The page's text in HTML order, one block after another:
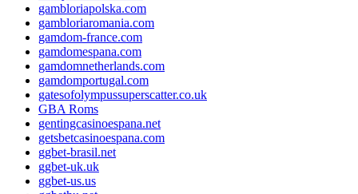
gambloriapolska.com
gambloriaromania.com
gamdom-france.com
gamdomespana.com
gamdomnetherlands.com
gamdomportugal.com
gatesofolympussuperscatter.co.uk
GBA Roms
gentingcasinoespana.net
getsbetcasinoespana.com
ggbet-brasil.net
ggbet-uk.uk
ggbet-us.us